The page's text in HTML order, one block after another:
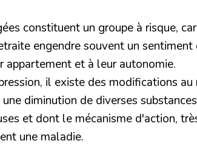
constituent un groupe à risque,
engendre souvent un
appartement et à leur autonomie.
il existe des modifications
diminution de diverses
et dont le mécanisme d'action,
une maladie.